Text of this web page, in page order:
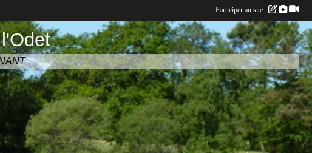
Participer au site :